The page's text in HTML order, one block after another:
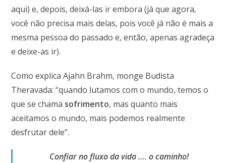
aqui) e, depois, deixá-las ir embora (já que agora,
você não precisa mais delas, pois você já não é mais a
mesma pessoa do passado e, então, apenas agradeça
e deixe-as ir).
Como explica Ajahn Brahm, monge Budista
Theravada: “quando lutamos com o mundo, temos o
que se chama sofrimento, mas quanto mais
aceitamos o mundo, mais podemos realmente
desfrutar dele”.
Confiar no fluxo da vida …. o caminho!